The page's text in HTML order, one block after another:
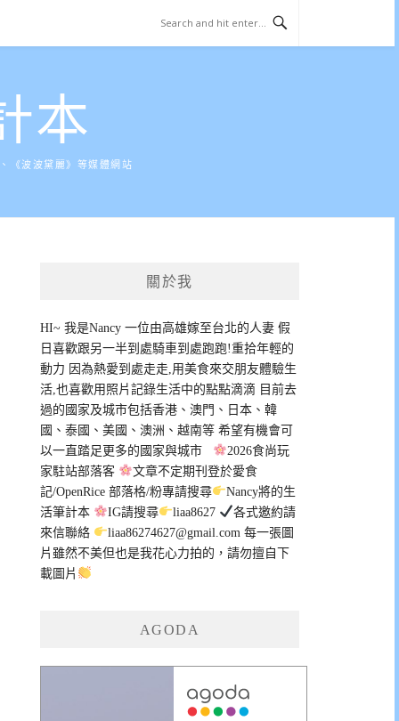
本
《波波黛麗》等媒體網站
關於我
HI~ 我是Nancy 一位由高雄嫁至台北的人妻 假
日喜歡跟另一半到處騎車到處跑跑!重拾年輕的
動力 因為熱愛到處走走,用美食來交朋友體驗生
活,也喜歡用照片記錄生活中的點點滴滴 目前去
過的國家及城市包括香港、澳門、日本、韓
國、泰國、美國、澳洲、越南等 希望有機會可
以一直踏足更多的國家與城市
2026食尚玩
家駐站部落客
文章不定期刊登於愛食
記/OpenRice 部落格/粉專請搜尋
Nancy將的生
活筆計本
IG請搜尋 liaa8627
各式邀約請
來信聯絡
liaa86274627@gmail.com 每一張圖
片雖然不美但也是我花心力拍的，請勿擅自下
載圖片
AGODA